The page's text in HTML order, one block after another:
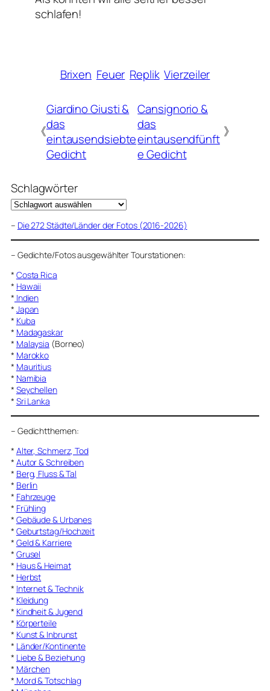
schlafen!
Brixen Feuer Replik Vierzeiler
《
Giardino Giusti &
das
eintausendsiebte
Gedicht
Cansignorio &
das
eintausendfünft
e Gedicht
》
Schlagwörter
– Die 272 Städte/Länder der Fotos (2016-2026)
– Gedichte/Fotos ausgewählter Tourstationen:
* Costa Rica
* Hawaii
* Indien
* Japan
* Kuba
* Madagaskar
* Malaysia (Borneo)
* Marokko
* Mauritius
* Namibia
* Seychellen
* Sri Lanka
– Gedichtthemen:
* Alter, Schmerz, Tod
* Autor & Schreiben
* Berg, Fluss & Tal
* Berlin
* Fahrzeuge
* Frühling
* Gebäude & Urbanes
* Geburtstag/Hochzeit
* Geld & Karriere
* Grusel
* Haus & Heimat
* Herbst
* Internet & Technik
* Kleidung
* Kindheit & Jugend
* Körperteile
* Kunst & Inbrunst
* Länder/Kontinente
* Liebe & Beziehung
* Märchen
* Mord & Totschlag